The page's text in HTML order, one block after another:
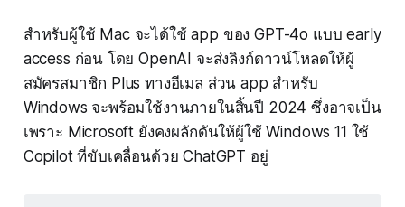
สำหรับผู้ใช้ Mac จะได้ใช้ app ของ GPT-4o แบบ early
access ก่อน โดย OpenAI จะส่งลิงก์ดาวน์โหลดให้ผู้
สมัครสมาชิก Plus ทางอีเมล ส่วน app สำหรับ
Windows จะพร้อมใช้งานภายในสิ้นปี 2024 ซึ่งอาจเป็น
เพราะ Microsoft ยังคงผลักดันให้ผู้ใช้ Windows 11 ใช้
Copilot ที่ขับเคลื่อนด้วย ChatGPT อยู่